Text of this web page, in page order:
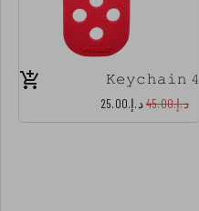
𝙺𝚎𝚢𝚌𝚑𝚊𝚒𝚗 𝟺
د.إ.‏45.00 د.إ.‏25.00